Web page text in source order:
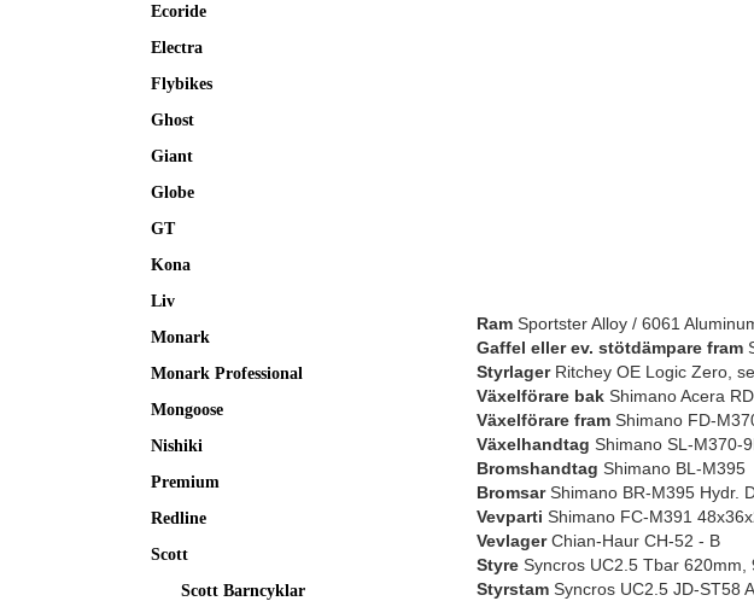
Ecoride
Electra
Flybikes
Ghost
Giant
Globe
GT
Kona
Liv
Monark
Monark Professional
Mongoose
Nishiki
Premium
Redline
Scott
Scott Barncyklar
RamSportster Alloy / 6061
Gaffel eller ev. stötdämpare fram
StyrlagerRitchey OE Logic Zero,
Växelförare bakShimano Acera
Växelförare framShimano FD-
Växelhandtag Shimano SL-M370-
Bromshandtag Shimano BL-M395
BromsarShimano BR-M395 Hydr.
Vevparti Shimano FC-M391
VevlagerChian-Haur CH-52 - B
StyreSyncros UC2.5 Tbar 620mm,
StyrstamSyncros UC2.5 JD-ST58